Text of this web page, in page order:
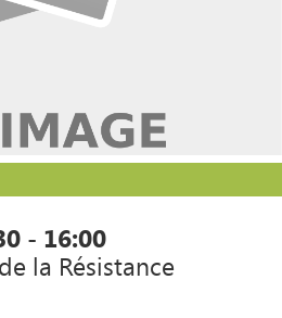
- 16:00
la Résistance